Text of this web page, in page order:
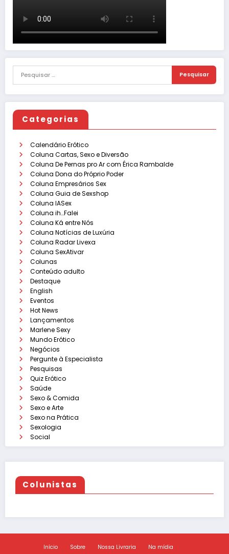
Categorias
Calendário Erótico
Coluna Cartas, Sexo e Diversão
Coluna De Pernas pro Ar com Érica Rambalde
Coluna Dona do Próprio Poder
Coluna Empresários Sex
Coluna Guia de Sexshop
Coluna IASex
Coluna ih…Falei
Coluna Ká entre Nós
Coluna Notícias de Luxúria
Coluna Radar Livexa
Coluna SexAtivar
Colunas
Conteúdo adulto
Destaque
English
Eventos
Hot News
Lançamentos
Marlene Sexy
Mundo Erótico
Negócios
Pergunte à Especialista
Pesquisas
Quiz Erótico
Saúde
Sexo & Comida
Sexo e Arte
Sexo na Prática
Sexologia
Social
Colunistas
Início Sobre Nossa Livraria
Na mídia